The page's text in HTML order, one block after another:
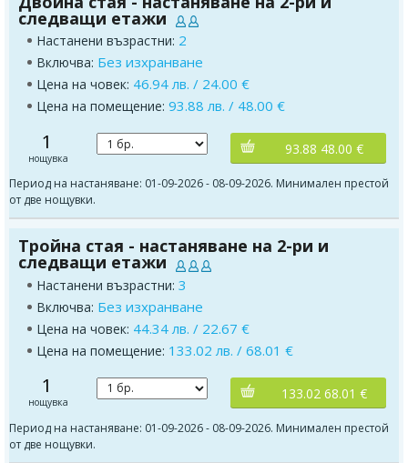
следващи етажи
Настанени възрастни: 2
Включва: Без изхранване
Цена на човек: 46.94 лв. / 24.00 €
Цена на помещение: 93.88 лв. / 48.00 €
1
нощувка
93.88 48.00 €
Период на настаняване: 01-09-2026 - 08-09-2026. Минимален престой
от две нощувки.
Тройна стая - настаняване на 2-ри и
следващи етажи
Настанени възрастни: 3
Включва: Без изхранване
Цена на човек: 44.34 лв. / 22.67 €
Цена на помещение: 133.02 лв. / 68.01 €
1
нощувка
133.02 68.01 €
Период на настаняване: 01-09-2026 - 08-09-2026. Минимален престой
от две нощувки.